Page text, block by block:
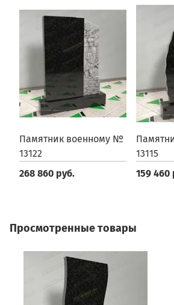
Памятник военному №
13122
268 860 руб.
13115
159 460
Просмотренные товары